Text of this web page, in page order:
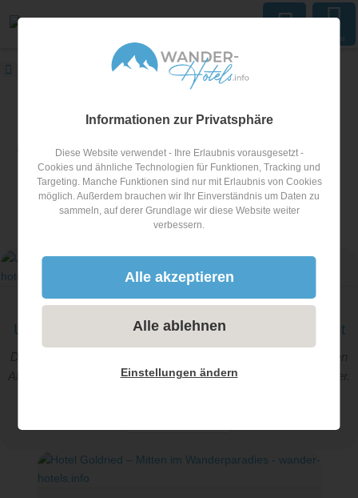
Menu
Blog Wanderurlaub
wander-hotels.info Blog
In unserem Blog berichten wir laufend über tolle Wanderhotels,
aktuelle Angebote und Tipps für einen abenteuerreichen
Wanderurlaub.
Artikel zum ThemaWanderurlaub
Umfrage: Zahl der geprüften Wanderführer steigt
Wanderurlaub
Alpenraum. Doch die Wandergruppen werden immer heterogener.
Informationen zur Privatsphäre
Diese Website verwendet - Ihre Erlaubnis vorausgesetzt -
Cookies und ähnliche Technologien für Funktionen, Tracking und
Targeting. Manche Funktionen sind nur mit Erlaubnis von Cookies
möglich. Außerdem brauchen wir Ihr Einverständnis um Daten zu
sammeln, auf derer Grundlage wir diese Website weiter
verbessern.
Alle akzeptieren
Alle ablehnen
Einstellungen ändern